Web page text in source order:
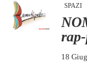
Chi siamo
Contatti
SPAZI
18